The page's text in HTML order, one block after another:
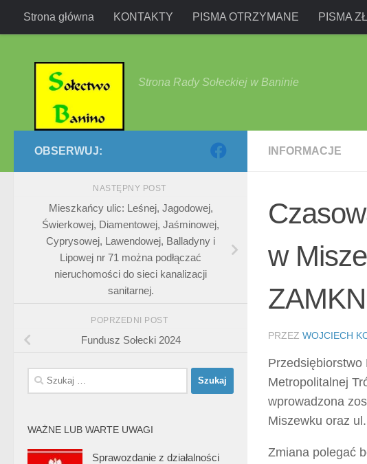
Przejdź do treści
Strona główna KONTAKTY PISMA OTRZYMANE PISMA
Strona Rady Sołeckiej w Baninie
INFORMACJE
w
PRZEZ WOJCIECH
Metropolitalnej
wprowadzona
Miszewku oraz
Zmiana polegać
OBSERWUJ:
NASTĘPNY POST
Mieszkańcy ulic: Leśnej, Jagodowej,
Świerkowej, Diamentowej, Jaśminowej,
Cyprysowej, Lawendowej, Balladyny i
Lipowej nr 71 można podłączać
nieruchomości do sieci kanalizacji
sanitarnej.
POPRZEDNI POST
Fundusz Sołecki 2024
Szukaj:
WAŻNE LUB WARTE UWAGI
Sprawozdanie z działalności